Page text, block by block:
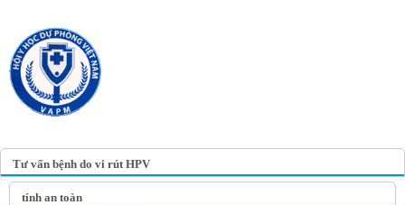
Tư vấn bệnh do vi rút HPV
tính an toàn